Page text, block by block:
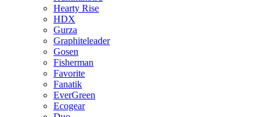
Hearty Rise
HDX
Gurza
Graphiteleader
Gosen
Fisherman
Favorite
Fanatik
EverGreen
Ecogear